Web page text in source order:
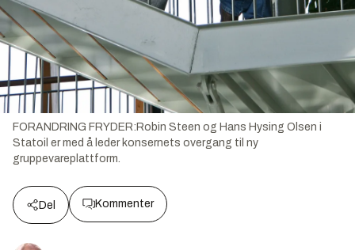
FORANDRING FRYDER:Robin Steen og Hans Hysing Olsen i
Statoil er med å leder konsernets overgang til ny
gruppevareplattform.
Del Kommenter